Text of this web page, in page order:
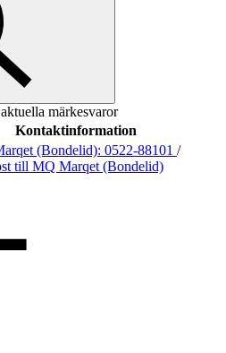
märkesvaror
Kontaktinformation
(Bondelid): 0522-88101 /
till MQ Marqet (Bondelid)